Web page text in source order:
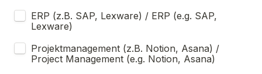
ERP (z.B. SAP, Lexware) / ERP (e.g. SAP,
Lexware)
Projektmanagement (z.B. Notion, Asana) /
Project Management (e.g. Notion, Asana)